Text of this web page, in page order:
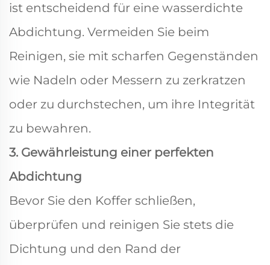
ist entscheidend für eine wasserdichte
Abdichtung. Vermeiden Sie beim
Reinigen, sie mit scharfen Gegenständen
wie Nadeln oder Messern zu zerkratzen
oder zu durchstechen, um ihre Integrität
zu bewahren.
3. Gewährleistung einer perfekten
Abdichtung
Bevor Sie den Koffer schließen,
überprüfen und reinigen Sie stets die
Dichtung und den Rand der